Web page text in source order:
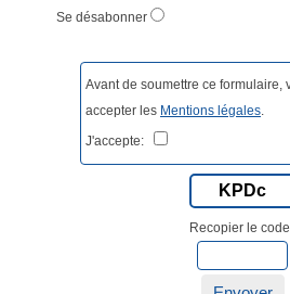
Se désabonner
Avant de soumettre ce formulaire,
accepter les Mentions légales.
J'accepte:
KPDc
Recopier le